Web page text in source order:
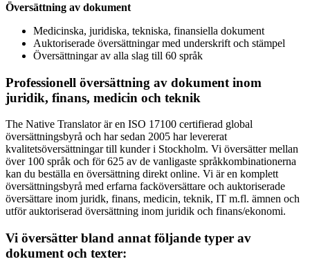
Översättning av dokument
Medicinska, juridiska, tekniska, finansiella dokument
Auktoriserade översättningar med underskrift och stämpel
Översättningar av alla slag till 60 språk
Professionell översättning av dokument inom
juridik, finans, medicin och teknik
The Native Translator är en ISO 17100 certifierad global
översättningsbyrå och har sedan 2005 har levererat
kvalitetsöversättningar till kunder i Stockholm. Vi översätter mellan
över 100 språk och för 625 av de vanligaste språkkombinationerna
kan du beställa en översättning direkt online. Vi är en komplett
översättningsbyrå med erfarna facköversättare och auktoriserade
översättare inom juridk, finans, medicin, teknik, IT m.fl. ämnen och
utför auktoriserad översättning inom juridik och finans/ekonomi.
Vi översätter bland annat följande typer av
dokument och texter: